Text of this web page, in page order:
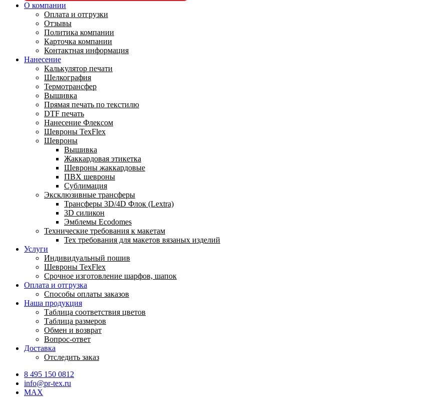
О компании
Оплата и отгрузки
Отзывы
Политика компании
Карточка компании
Контактная информация
Нанесение
Калькулятор печати
Шелкография
Термотрансфер
Вышивка
Прямая печать по текстилю
DTF печать
Нанесение Флексом
Шевроны TexFlex
Шевроны
Вышивка
Жаккардовая этикетка
Шевроны жаккардовые
ПВХ шевроны
Сублимация
Эксклюзивные трансферы
Трансферы 3D/4D Флок (Lextra)
3D силикон
Эмблемы Ecodomes
Технические требования к макетам
Тех требования для макетов вязаных изделий
Услуги
Индивидуальный пошив
Шевроны TexFlex
Срочное изготовление шарфов, шапок
Оплата и отгрузка
Способы оплаты заказов
Наша продукция
Таблица соответствия цветов
Таблица размеров
Обмен и возврат
Вопрос-ответ
Доставка
Отследить заказ
8 495 150 0812
info@pr-tex.ru
MAX